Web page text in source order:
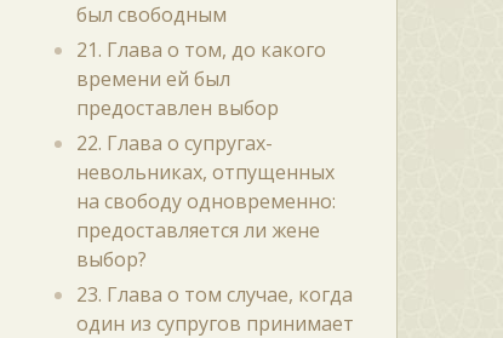
был свободным
21. Глава о том, до какого
времени ей был
предоставлен выбор
22. Глава о супругах-
невольниках, отпущенных
на свободу одновременно:
предоставляется ли жене
выбор?
23. Глава о том случае, когда
один из супругов принимает